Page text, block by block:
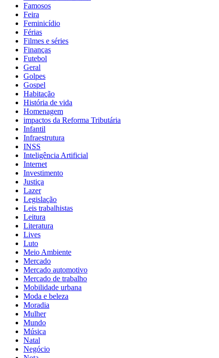
Famosos
Feira
Feminicídio
Férias
Filmes e séries
Finanças
Futebol
Geral
Golpes
Gospel
Habitação
História de vida
Homenagem
impactos da Reforma Tributária
Infantil
Infraestrutura
INSS
Inteligência Artificial
Internet
Investimento
Justiça
Lazer
Legislação
Leis trabalhistas
Leitura
Literatura
Lives
Luto
Meio Ambiente
Mercado
Mercado automotivo
Mercado de trabalho
Mobilidade urbana
Moda e beleza
Moradia
Mulher
Mundo
Música
Natal
Negócio